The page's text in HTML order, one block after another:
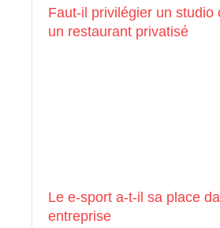
Faut-il privilégier un studio
un restaurant privatisé
Le e-sport a-t-il sa place
entreprise